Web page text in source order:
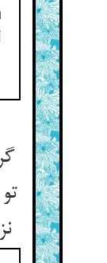
نزدیک شد صبح طرب